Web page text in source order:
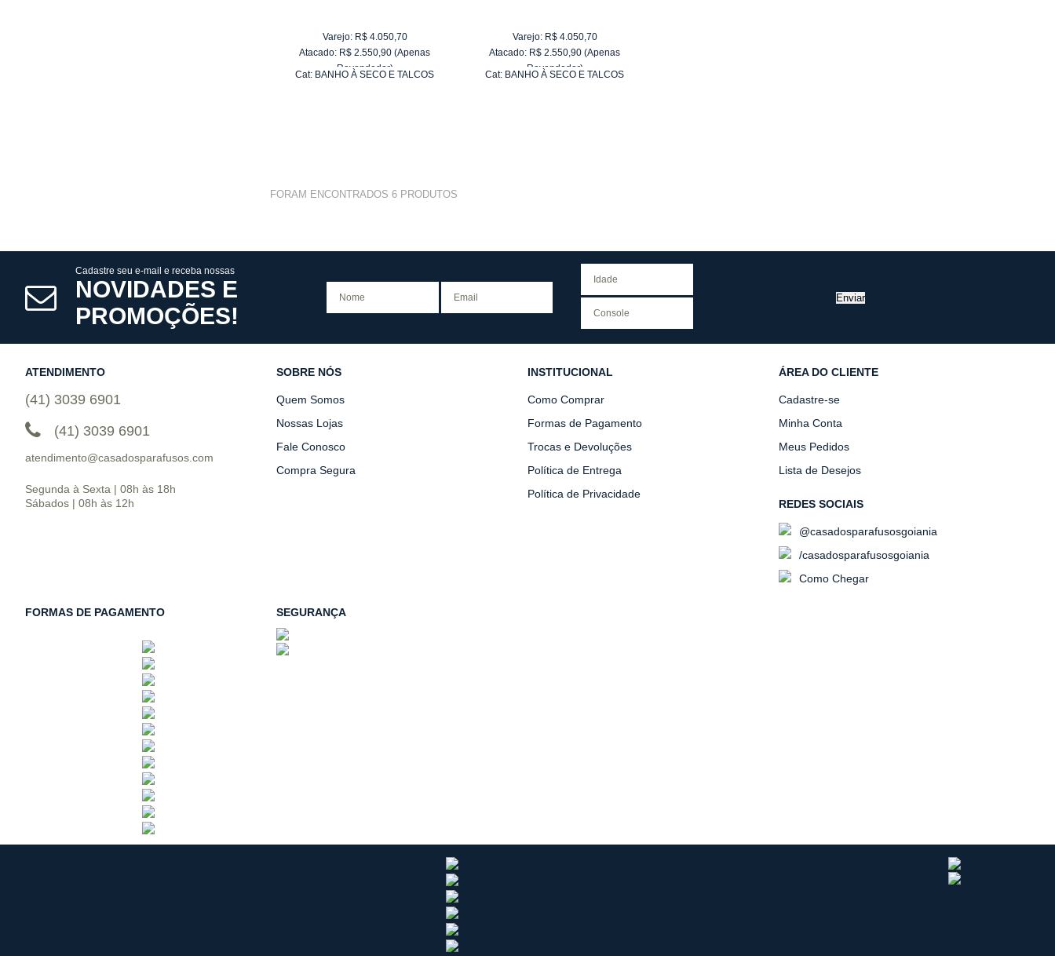
Varejo: R$ 4.050,70
Atacado: R$ 2.550,90 (Apenas
Revendedor)
Cat: BANHO À SECO E TALCOS
Varejo: R$ 4.050,70
Atacado: R$ 2.550,90 (Apenas
Revendedor)
Cat: BANHO À SECO E TALCOS
FORAM ENCONTRADOS 6PRODUTOS
Cadastre seu e-mail e receba nossas
NOVIDADES E
PROMOÇÕES!
Enviar
ATENDIMENTO
(41) 3039 6901
(41) 3039 6901
atendimento@casadosparafusos.com
Segunda à Sexta | 08h às 18h
Sábados | 08h às 12h
SOBRE NÓS
Quem Somos
Nossas Lojas
Fale Conosco
Compra Segura
INSTITUCIONAL
Como Comprar
Formas de Pagamento
Trocas e Devoluções
Política de Entrega
Política de Privacidade
ÁREA DO CLIENTE
Cadastre-se
Minha Conta
Meus Pedidos
Lista de Desejos
REDES SOCIAIS
@casadosparafusosgoiania
/casadosparafusosgoiania
Como Chegar
FORMAS DE PAGAMENTO SEGURANÇA